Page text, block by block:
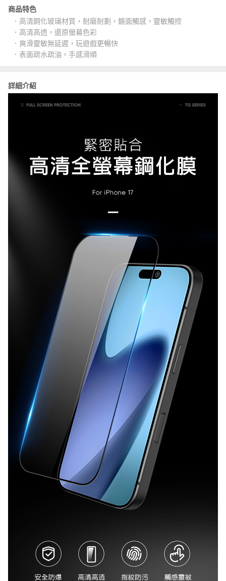
商品特色
．高清鋼化玻璃材質，耐磨耐劃，鏡面觸感，靈敏觸控
．高清高透，還原螢幕色彩
．爽滑靈敏無延遲，玩遊戲更暢快
．表面疏水疏油，手感滑順
詳細介紹